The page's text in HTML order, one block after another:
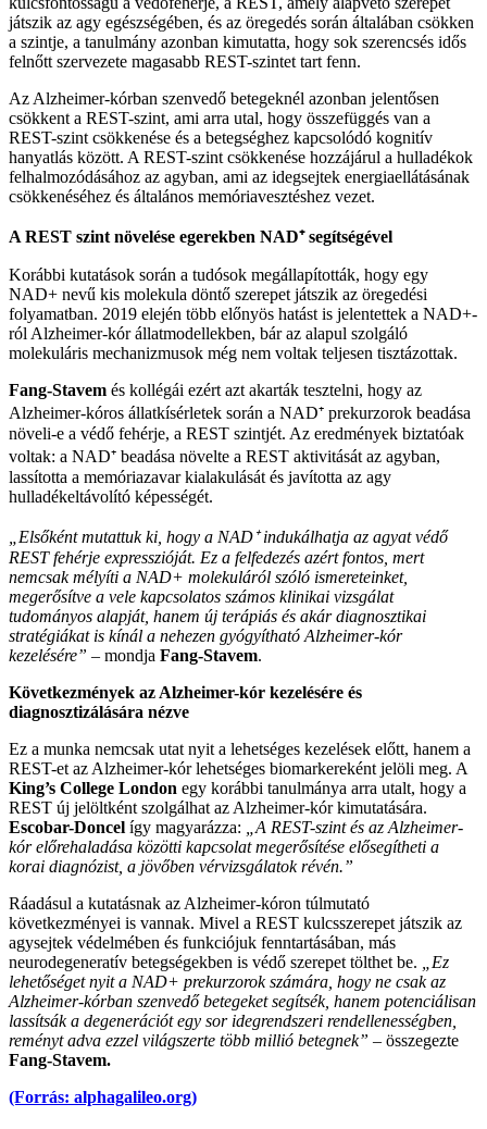
játszik az agy egészségében, és az öregedés során általában csökken
a szintje, a tanulmány azonban kimutatta, hogy sok szerencsés idős
felnőtt szervezete magasabb REST-szintet tart fenn.
Az Alzheimer-kórban szenvedő betegeknél azonban jelentősen
csökkent a REST-szint, ami arra utal, hogy összefüggés van a
REST-szint csökkenése és a betegséghez kapcsolódó kognitív
hanyatlás között. A REST-szint csökkenése hozzájárul a hulladékok
felhalmozódásához az agyban, ami az idegsejtek energiaellátásának
csökkenéséhez és általános memóriavesztéshez vezet.
A REST szint növelése egerekben NAD⁺ segítségével
Korábbi kutatások során a tudósok megállapították, hogy egy
NAD+ nevű kis molekula döntő szerepet játszik az öregedési
folyamatban. 2019 elején több előnyös hatást is jelentettek a NAD+-
ról Alzheimer-kór állatmodellekben, bár az alapul szolgáló
molekuláris mechanizmusok még nem voltak teljesen tisztázottak.
Fang-Stavem és kollégái ezért azt akarták tesztelni, hogy az
Alzheimer-kóros állatkísérletek során a NAD⁺ prekurzorok beadása
növeli-e a védő fehérje, a REST szintjét. Az eredmények biztatóak
voltak: a NAD⁺ beadása növelte a REST aktivitását az agyban,
lassította a memóriazavar kialakulását és javította az agy
hulladékeltávolító képességét.
„Elsőként mutattuk ki, hogy a NAD⁺ indukálhatja az agyat védő
REST fehérje expresszióját. Ez a felfedezés azért fontos, mert
nemcsak mélyíti a NAD+ molekuláról szóló ismereteinket,
megerősítve a vele kapcsolatos számos klinikai vizsgálat
tudományos alapját, hanem új terápiás és akár diagnosztikai
stratégiákat is kínál a nehezen gyógyítható Alzheimer-kór
kezelésére” – mondja Fang-Stavem.
Következmények az Alzheimer-kór kezelésére és
diagnosztizálására nézve
Ez a munka nemcsak utat nyit a lehetséges kezelések előtt, hanem a
REST-et az Alzheimer-kór lehetséges biomarkereként jelöli meg. A
King’s College London egy korábbi tanulmánya arra utalt, hogy a
REST új jelöltként szolgálhat az Alzheimer-kór kimutatására.
Escobar-Doncel így magyarázza:
„A REST-szint és az Alzheimer-
kór előrehaladása közötti kapcsolat megerősítése elősegítheti a
korai diagnózist, a jövőben vérvizsgálatok révén.”
Ráadásul a kutatásnak az Alzheimer-kóron túlmutató
következményei is vannak. Mivel a REST kulcsszerepet játszik az
agysejtek védelmében és funkciójuk fenntartásában, más
neurodegeneratív betegségekben is védő szerepet tölthet be.
„Ez
lehetőséget nyit a NAD+ prekurzorok számára, hogy ne csak az
Alzheimer-kórban szenvedő betegeket segítsék, hanem potenciálisan
lassítsák a degenerációt egy sor idegrendszeri rendellenességben,
reményt adva ezzel világszerte több millió betegnek” – összegezte
Fang-Stavem.
(Forrás: alphagalileo.org)